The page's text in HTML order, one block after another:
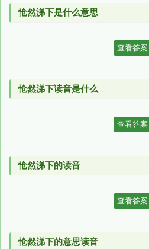
怆然涕下是什么意思
查看答案
怆然涕下读音是什么
查看答案
怆然涕下的读音
查看答案
怆然涕下的意思读音